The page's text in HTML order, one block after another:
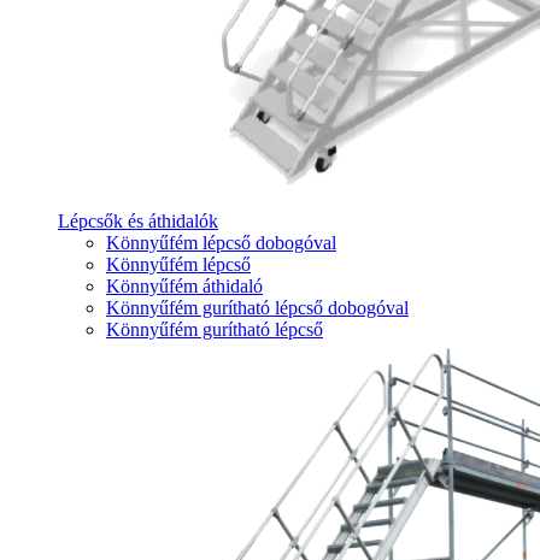
Lépcsők és áthidalók
Könnyűfém lépcső dobogóval
Könnyűfém lépcső
Könnyűfém áthidaló
Könnyűfém gurítható lépcső dobogóval
Könnyűfém gurítható lépcső